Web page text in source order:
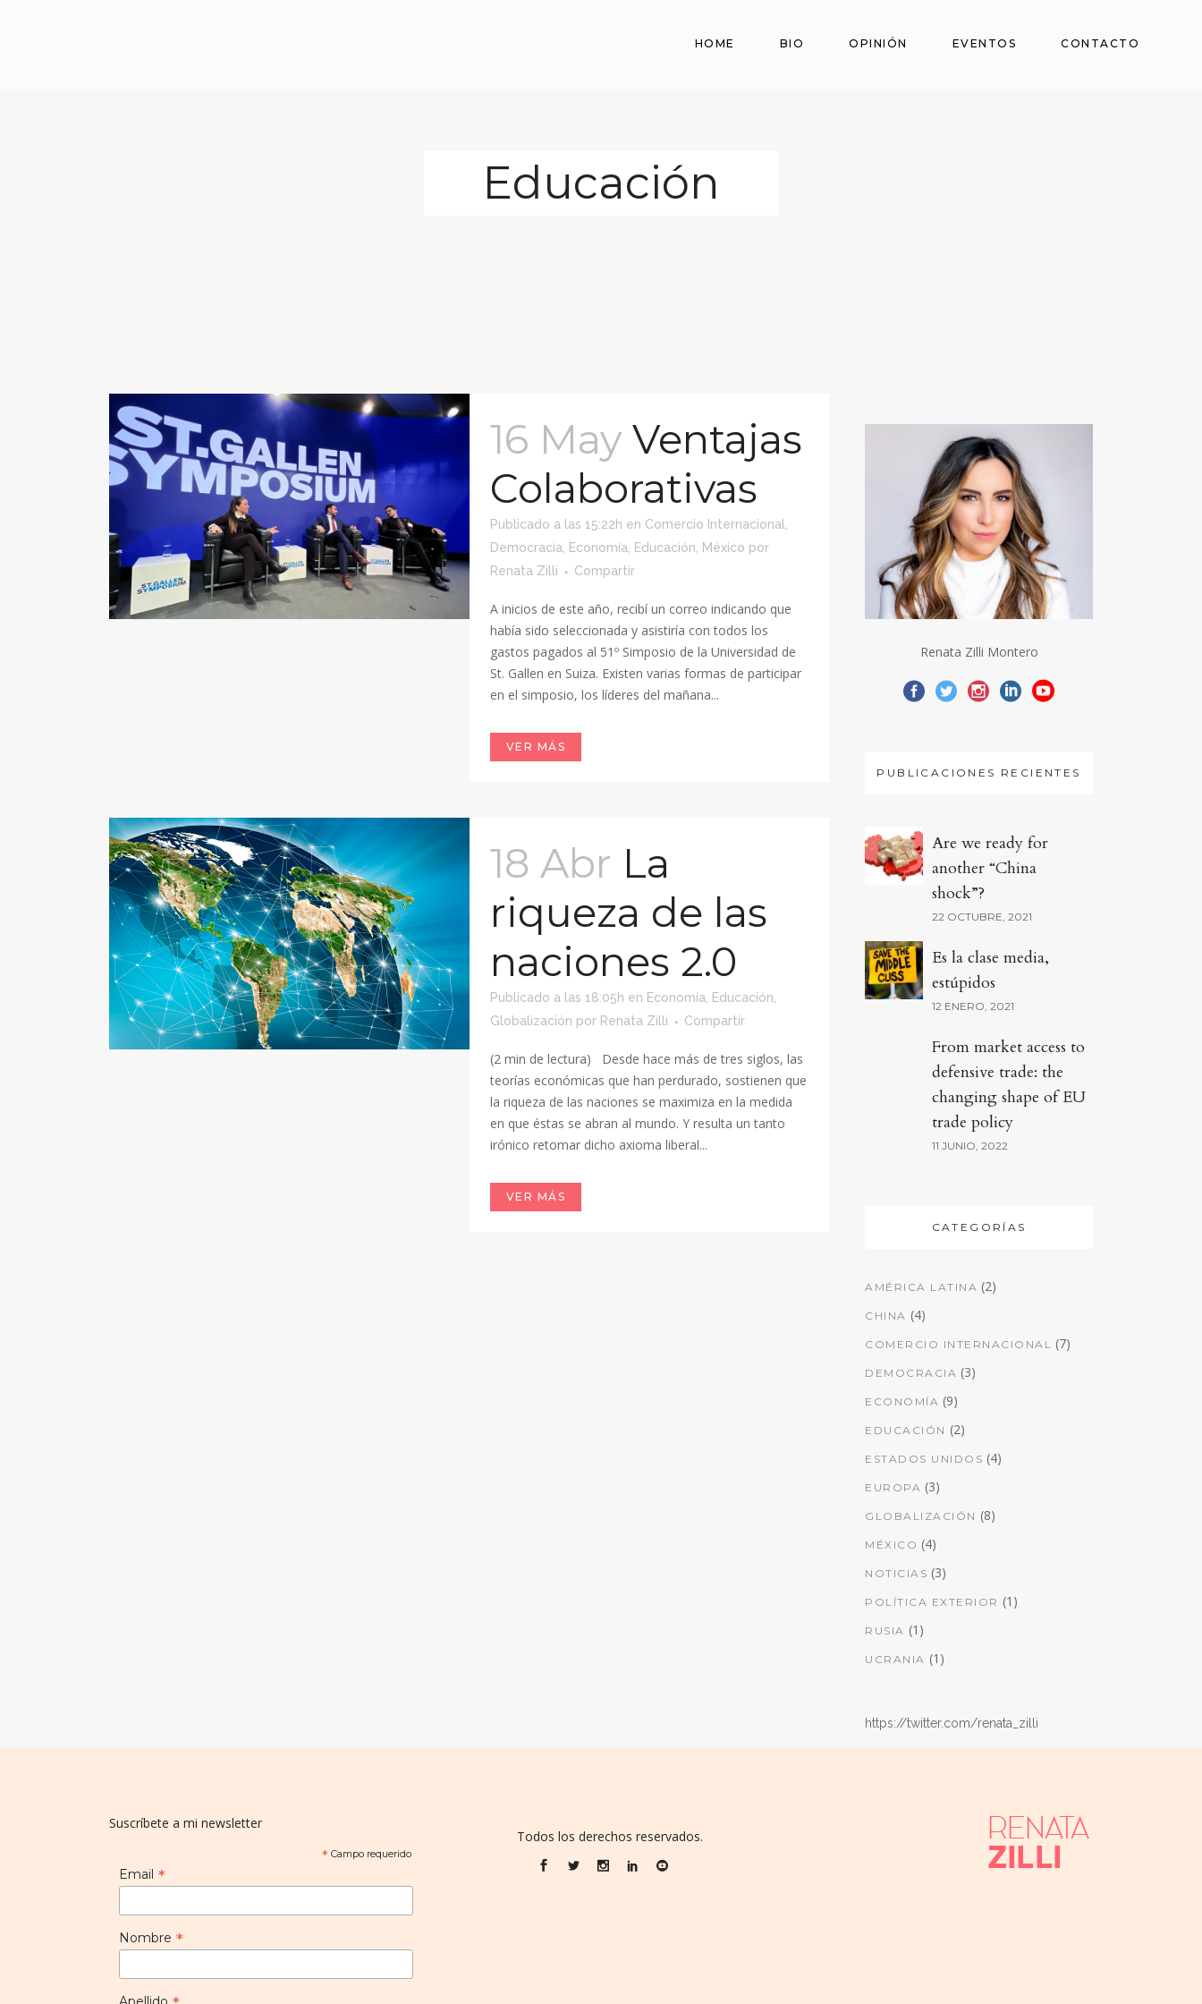
HOME BIO OPINIÓN EVENTOS CONTACTO
Educación
16 May Ventajas
Colaborativas
Publicado a las 15:22h en Comercio Internacional
Democracia
Economía Educación México por
Renata Zilli
Compartir
A inicios de este año, recibí un correo indicando que
había sido seleccionada y asistiría con todos los
gastos pagados al 51º Simposio de la Universidad de
St. Gallen en Suiza. Existen varias formas de participar
en el simposio, los líderes del mañana...
VER MÁS
18 Abr La
riqueza de las
naciones 2.0
Publicado a las 18:05h en Economía Educación
Globalización por Renata Zilli Compartir
(2 min de lectura) Desde hace más de tres siglos, las
teorías económicas que han perdurado, sostienen que
la riqueza de las naciones se maximiza en la medida
en que éstas se abran al mundo. Y resulta un tanto
irónico retomar dicho axioma liberal...
VER MÁS
Renata Zilli Montero
PUBLICACIONES RECIENTES
Are we ready for
another “China
shock”?
22 OCTUBRE, 2021
Es la clase media,
estúpidos
12 ENERO, 2021
From market access to
defensive trade: the
changing shape of EU
trade policy
11 JUNIO, 2022
CATEGORÍAS
AMÉRICA LATINA (2)
CHINA (4)
COMERCIO INTERNACIONAL (7)
DEMOCRACIA (3)
ECONOMÍA (9)
EDUCACIÓN (2)
ESTADOS UNIDOS (4)
EUROPA (3)
GLOBALIZACIÓN (8)
MÉXICO (4)
NOTICIAS (3)
POLÍTICA EXTERIOR (1)
RUSIA (1)
UCRANIA (1)
https://twitter.com/renata_zilli
Suscríbete a mi newsletter
*Campo requerido
Email *
Nombre *
Todos los derechos reservados.